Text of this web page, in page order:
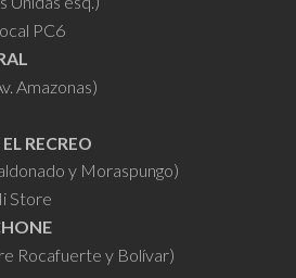
PC6
Amazonas)
RECREO
y Moraspungo)
Store
Rocafuerte y Bolívar)